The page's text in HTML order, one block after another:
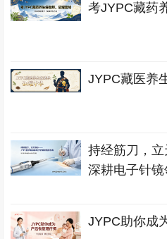
考JYPC藏药
JYPC藏医养
持经筋刀，
深耕电子针
JYPC助你成